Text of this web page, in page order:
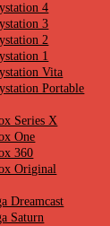
4
3
2
1
Vita
Portable
Series X
One
360
Original
Dreamcast
Saturn